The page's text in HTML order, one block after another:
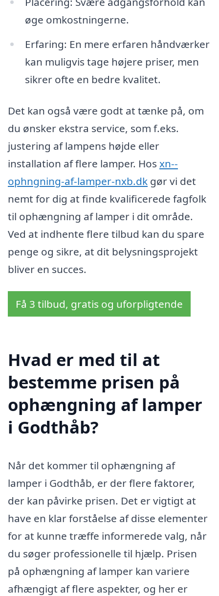
øge omkostningerne.
Erfaring: En mere erfaren håndværker
kan muligvis tage højere priser, men
sikrer ofte en bedre kvalitet.
Det kan også være godt at tænke på, om
du ønsker ekstra service, som f.eks.
justering af lampens højde eller
installation af flere lamper. Hos xn--
ophngning-af-lamper-nxb.dk gør vi det
nemt for dig at finde kvalificerede fagfolk
til ophængning af lamper i dit område.
Ved at indhente flere tilbud kan du spare
penge og sikre, at dit belysningsprojekt
bliver en succes.
Få 3 tilbud, gratis og uforpligtende
Hvad er med til at
bestemme prisen på
ophængning af lamper
i Godthåb?
Når det kommer til ophængning af
lamper i Godthåb, er der flere faktorer,
der kan påvirke prisen. Det er vigtigt at
have en klar forståelse af disse elementer
for at kunne træffe informerede valg, når
du søger professionelle til hjælp. Prisen
på ophængning af lamper kan variere
afhængigt af flere aspekter, og her er